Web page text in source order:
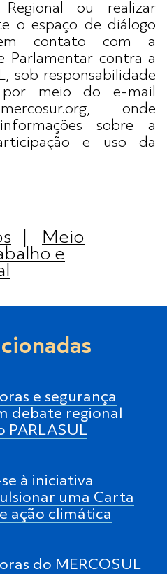
ou realizar
o espaço de diálogo
contato com a
Parlamentar contra a
sob responsabilidade
meio do e-mail
onde
sobre a
e uso da
Meio
e
e segurança
debate regional
PARLASUL
à iniciativa
uma Carta
ação climática
do MERCOSUL